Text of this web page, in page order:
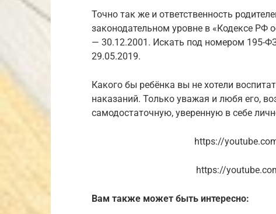
Точно так же и ответственность
законодательном уровне в «Кодексе РФ
— 30.12.2001. Искать под номером 195-
29.05.2019.
Какого бы ребёнка вы не хотели
наказаний. Только уважая и любя его,
самодостаточную, уверенную в себе
https://
https://
Вам также может быть интересно: